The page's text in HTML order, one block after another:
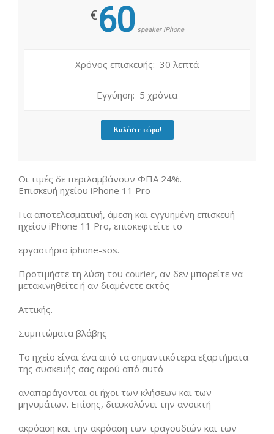
€ 60 speaker iPhone
Χρόνος επισκευής: 30 λεπτά
Εγγύηση: 5 χρόνια
Καλέστε τώρα!
Οι τιμές δε περιλαμβάνουν ΦΠΑ 24%.
Επισκευή ηχείου iPhone 11 Pro
Για αποτελεσματική, άμεση και εγγυημένη επισκευή
ηχείου iPhone 11 Pro, επισκεφτείτε το
εργαστήριο iphone-sos.
Προτιμήστε τη λύση του courier, αν δεν μπορείτε να
μετακινηθείτε ή αν διαμένετε εκτός
Αττικής.
Συμπτώματα βλάβης
Το ηχείο είναι ένα από τα σημαντικότερα εξαρτήματα
της συσκευής σας αφού από αυτό
αναπαράγονται οι ήχοι των κλήσεων και των
μηνυμάτων. Επίσης, διευκολύνει την ανοικτή
ακρόαση και την ακρόαση των τραγουδιών και των